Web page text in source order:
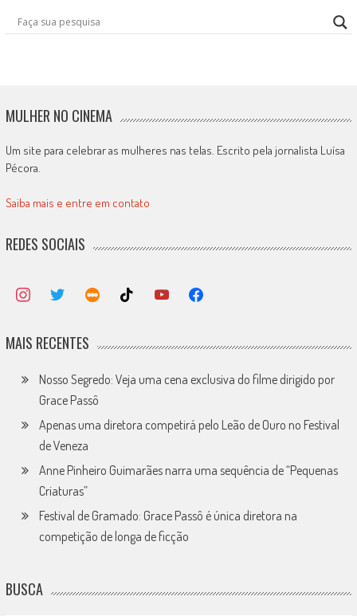
MULHER NO CINEMA
Um site para celebrar as mulheres nas telas. Escrito pela jornalista Luísa
Pécora.
Saiba mais e entre em contato
REDES SOCIAIS
MAIS RECENTES
Nosso Segredo: Veja uma cena exclusiva do filme dirigido por
Grace Passô
Apenas uma diretora competirá pelo Leão de Ouro no Festival
de Veneza
Anne Pinheiro Guimarães narra uma sequência de “Pequenas
Criaturas”
Festival de Gramado: Grace Passô é única diretora na
competição de longa de ficção
BUSCA